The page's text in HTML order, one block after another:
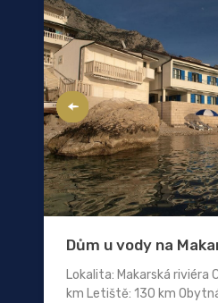
Dům u vody na
Lokalita: Makarská riviéra
km Letiště: 130 km